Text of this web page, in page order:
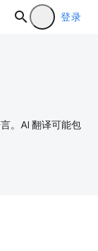
登录
。AI 翻译可能包